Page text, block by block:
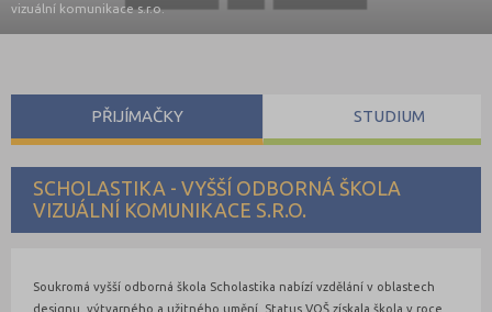
vizuální komunikace s.r.o.
SCHOLASTIKA - VYŠŠÍ ODBORNÁ ŠKOLA
VIZUÁLNÍ KOMUNIKACE S.R.O.
Soukromá vyšší odborná škola Scholastika nabízí vzdělání v oblastech
designu, výtvarného a užitného umění. Status VOŠ získala škola v roce
PŘIJÍMAČKY STUDIUM